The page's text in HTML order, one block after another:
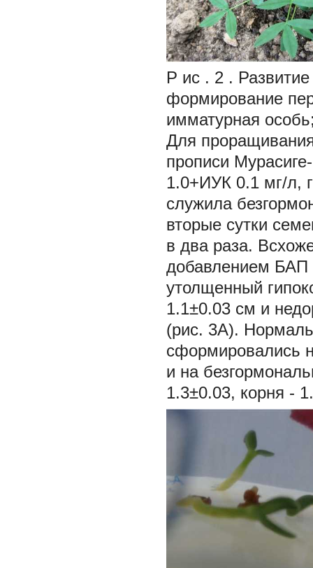
Р ис . 2 .
формирование
имматурная
Для
прописи
1.0+ИУК 0.1 мг/л,
служила
вторые сутки
в два раза.
добавлением БАП
утолщенный
1.1±0.03 см и
(рис. 3А).
сформировались
и на
1.3±0.03, корня -